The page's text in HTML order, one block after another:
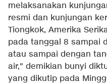
melaksanakan
resmi dan kunjungan
Tiongkok, Amerika
pada tanggal 8 sampai
atau sampai dengan
air," demikian bunyi
yang dikutip pada